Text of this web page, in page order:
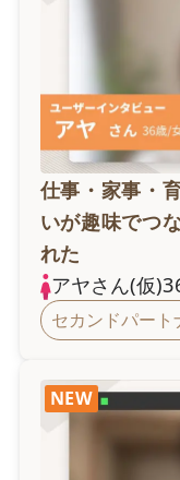
仕事・家事・
いが趣味でつ
れた
アヤさん(仮)
セカンドパート
NEW